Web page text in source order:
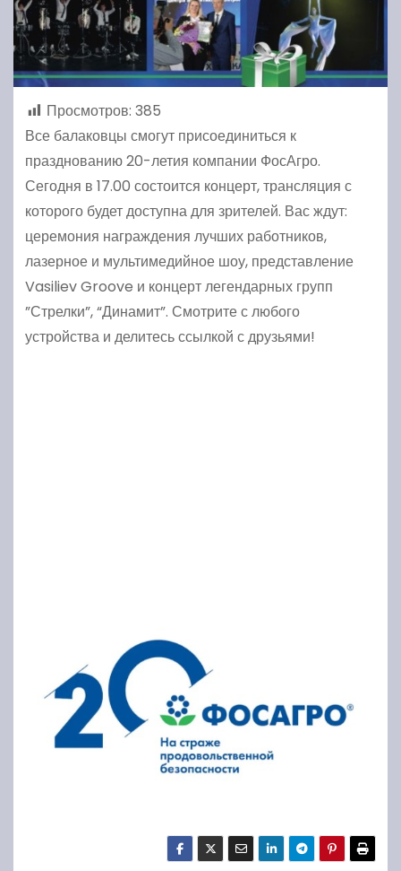
Просмотров: 385
Все балаковцы смогут присоединиться к
празднованию 20-летия компании ФосАгро.
Сегодня в 17.00 состоится концерт, трансляция с
которого будет доступна для зрителей. Вас ждут:
церемония награждения лучших работников,
лазерное и мультимедийное шоу, представление
Vasiliev Groove и концерт легендарных групп
”Стрелки”, “Динамит”. Смотрите с любого
устройства и делитесь ссылкой с друзьями!